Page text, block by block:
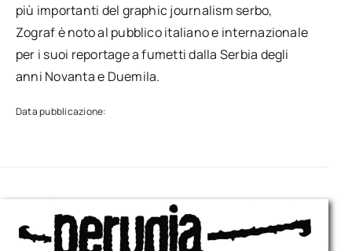
più importanti del graphic journalism serbo,
Zograf è noto al pubblico italiano e internazionale
per i suoi reportage a fumetti dalla Serbia degli
anni Novanta e Duemila.
Data pubblicazione: